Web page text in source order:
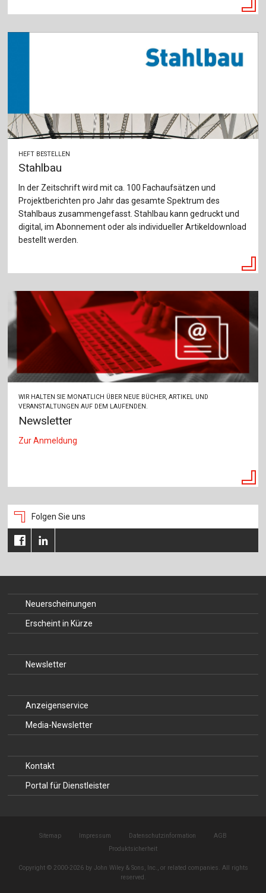
HEFT BESTELLEN
Stahlbau
In der Zeitschrift wird mit ca. 100 Fachaufsätzen und
Projektberichten pro Jahr das gesamte Spektrum des
Stahlbaus zusammengefasst. Stahlbau kann gedruckt und
digital, im Abonnement oder als individueller Artikeldownload
bestellt werden.
WIR HALTEN SIE MONATLICH ÜBER NEUE BÜCHER, ARTIKEL UND
VERANSTALTUNGEN AUF DEM LAUFENDEN.
Newsletter
Zur Anmeldung
Folgen Sie uns
Neuerscheinungen
Erscheint in Kürze
Newsletter
Anzeigenservice
Media-Newsletter
Kontakt
Portal für Dienstleister
Sitemap Impressum Datenschutzinformation
AGB
Produktsicherheit
Copyright © 2000-2026 by John Wiley & Sons, Inc., or related companies. All rights
reserved.